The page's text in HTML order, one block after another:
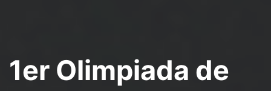
1er Olimpiada de